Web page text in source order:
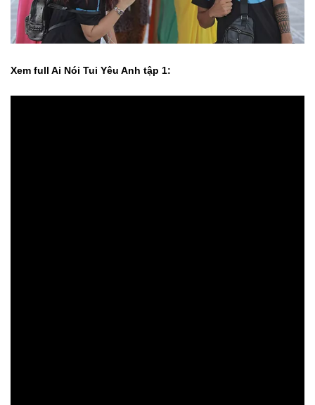
Xem full Ai Nói Tui Yêu Anh tập 1: